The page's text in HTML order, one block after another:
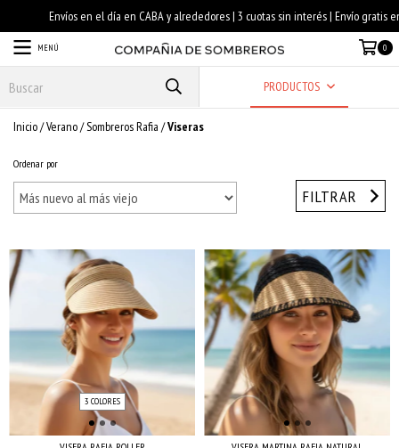
MENÚ 0
PRODUCTOS
Inicio/Verano/Sombreros Rafia /Viseras
Ordenar por
FILTRAR
3 COLORES